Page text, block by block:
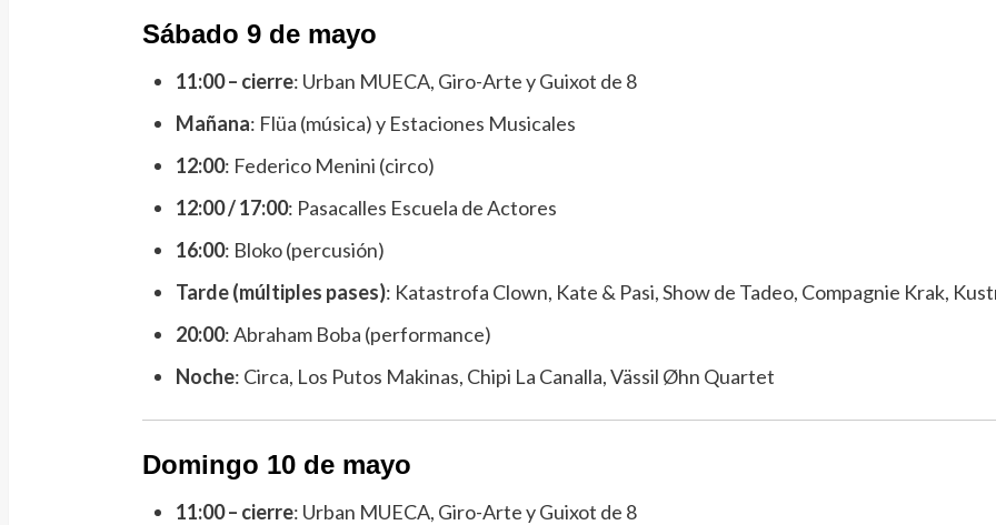
Sábado 9 de mayo
11:00 – cierre: Urban MUECA, Giro-Arte y Guixot de 8
Mañana: Flüa (música) y Estaciones Musicales
12:00: Federico Menini (circo)
12:00 / 17:00: Pasacalles Escuela de Actores
16:00: Bloko (percusión)
Tarde (múltiples pases): Katastrofa Clown, Kate & Pasi, Show de Tadeo, Compagnie Krak,
20:00: Abraham Boba (performance)
Noche: Circa, Los Putos Makinas, Chipi La Canalla, Vässil Øhn Quartet
Domingo 10 de mayo
11:00 – cierre: Urban MUECA, Giro-Arte y Guixot de 8